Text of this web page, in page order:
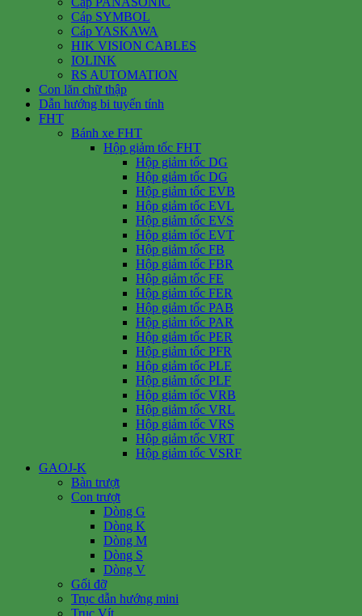
Cáp SYMBOL
Cáp YASKAWA
HIK VISION CABLES
IOLINK
RS AUTOMATION
Con lăn chữ thập
Dẫn hướng bi tuyến tính
FHT
Bánh xe FHT
Hộp giảm tốc FHT
Hộp giảm tốc DG
Hộp giảm tốc DG
Hộp giảm tốc EVB
Hộp giảm tốc EVL
Hộp giảm tốc EVS
Hộp giảm tốc EVT
Hộp giảm tốc FB
Hộp giảm tốc FBR
Hộp giảm tốc FE
Hộp giảm tốc FER
Hộp giảm tốc PAB
Hộp giảm tốc PAR
Hộp giảm tốc PER
Hộp giảm tốc PFR
Hộp giảm tốc PLE
Hộp giảm tốc PLF
Hộp giảm tốc VRB
Hộp giảm tốc VRL
Hộp giảm tốc VRS
Hộp giảm tốc VRT
Hộp giảm tốc VSRF
GAOJ-K
Bàn trượt
Con trượt
Dòng G
Dòng K
Dòng M
Dòng S
Dòng V
Gối đỡ
Trục dẫn hướng mini
Trục Vít